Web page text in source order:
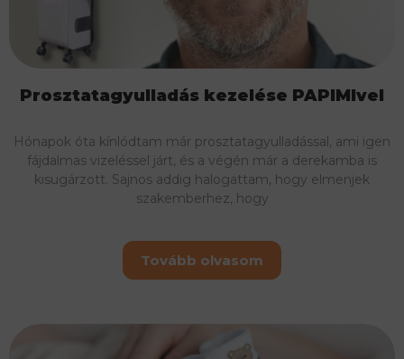
Prosztatagyulladás kezelése PAPIMIvel
Hónapok óta kínlódtam már prosztatagyulladással, ami igen
fájdalmas vizeléssel járt, és a végén már a derekamba is
kisugárzott. Sajnos addig halogattam, hogy elmenjek
szakemberhez, hogy
Tovább olvasom